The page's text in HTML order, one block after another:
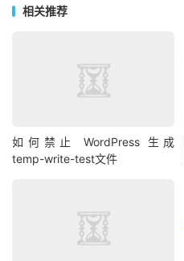
相关推荐
如何禁止 WordPress 生成
temp-write-test文件